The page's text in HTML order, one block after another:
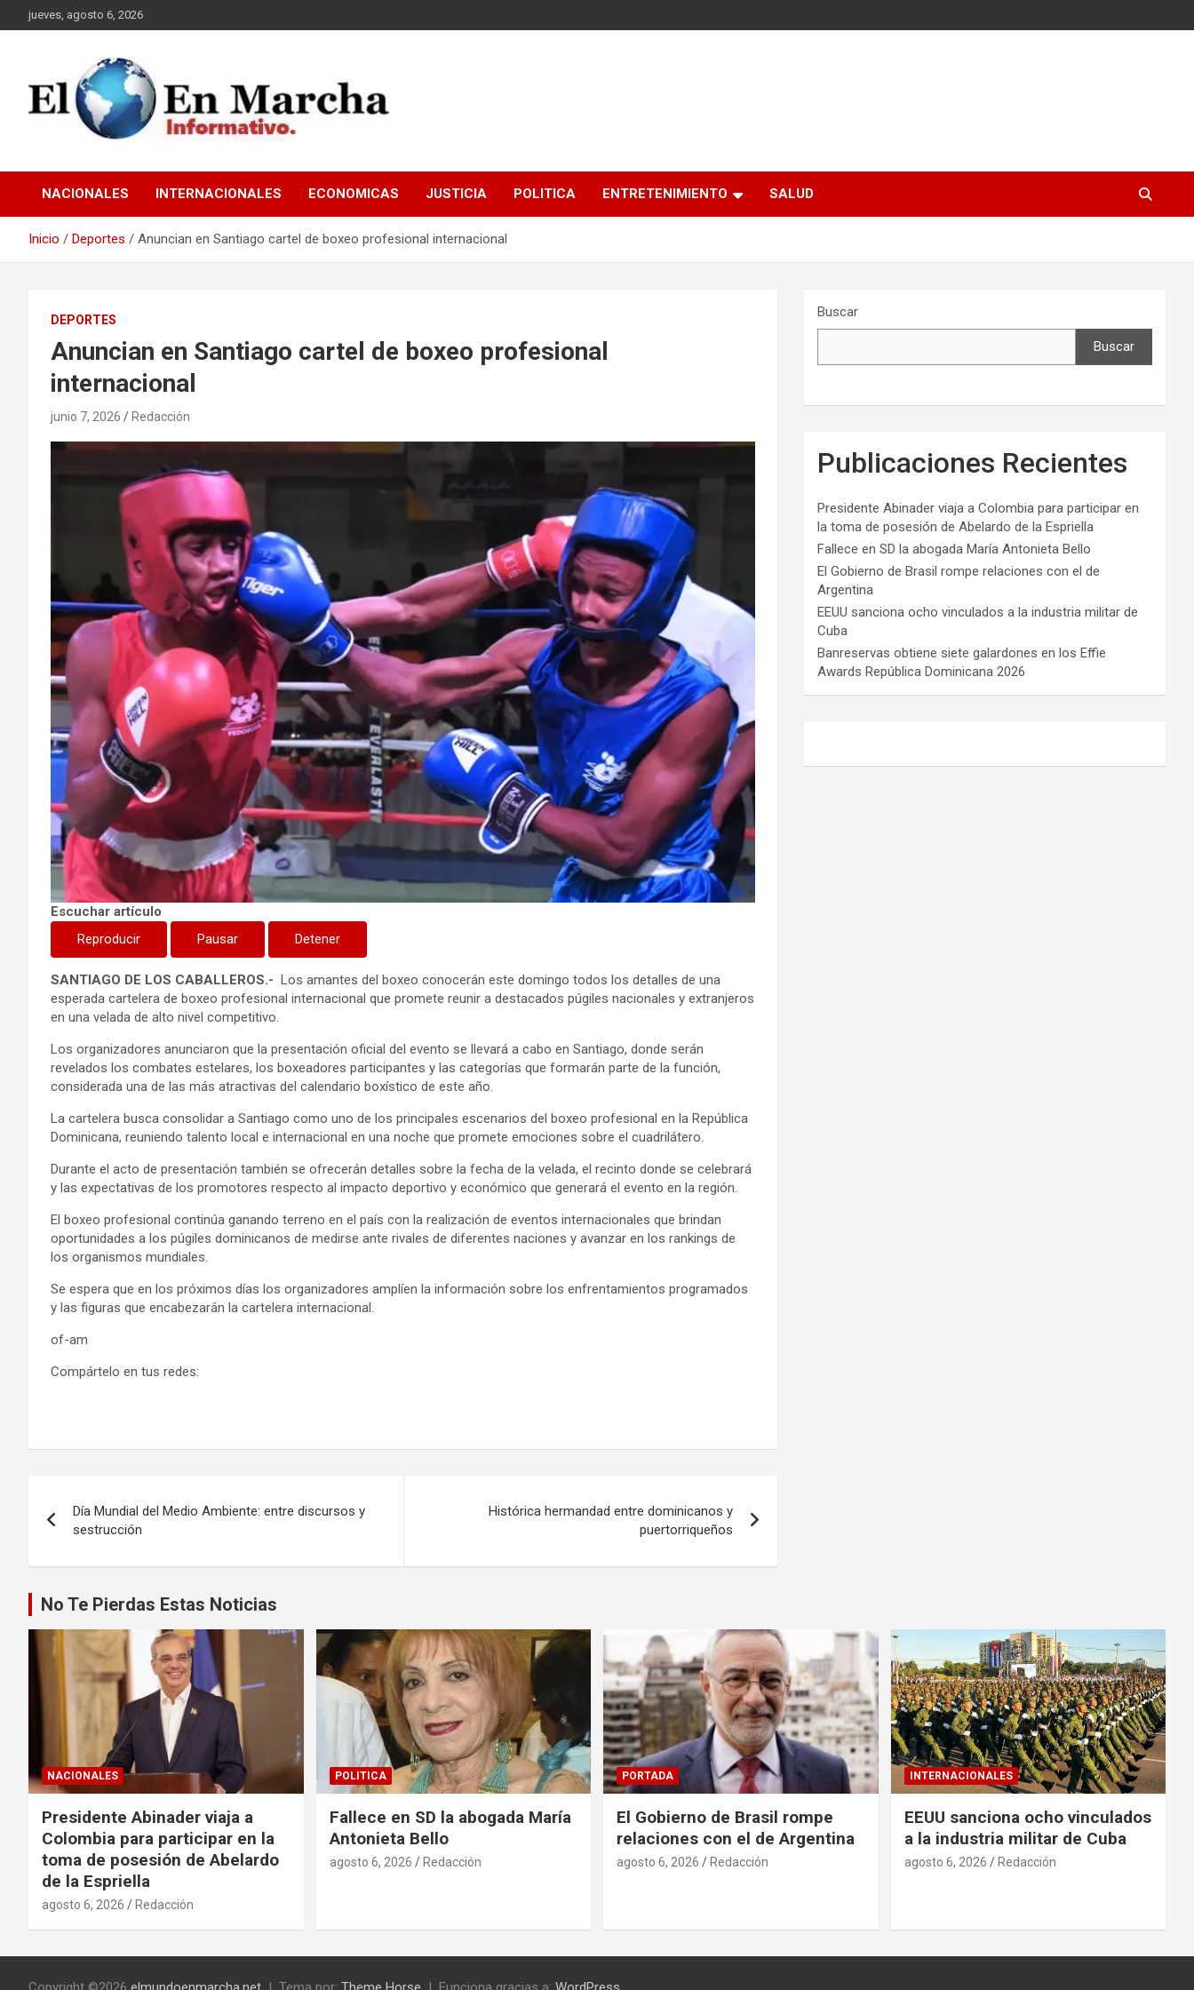
Saltar
al
jueves, agosto 6, 2026
elmundoenmarcha.net
NACIONALES INTERNACIONALES ECONOMICAS JUSTICIA POLITICA ENTRETENIMIENTO SALUD
Inicio Deportes Anuncian en Santiago cartel de boxeo profesional internacional
DEPORTES
Anuncian en Santiago cartel de boxeo profesional
internacional
junio 7, 2026 Redacción
Escuchar artículo
Reproducir
Pausar Detener
SANTIAGO DE LOS CABALLEROS.- Los amantes del boxeo conocerán este domingo todos los detalles de una
esperada cartelera de boxeo profesional internacional que promete reunir a destacados púgiles nacionales y extranjeros
en una velada de alto nivel competitivo.
Los organizadores anunciaron que la presentación oficial del evento se llevará a cabo en Santiago, donde serán
revelados los combates estelares, los boxeadores participantes y las categorías que formarán parte de la función,
considerada una de las más atractivas del calendario boxístico de este año.
La cartelera busca consolidar a Santiago como uno de los principales escenarios del boxeo profesional en la República
Dominicana, reuniendo talento local e internacional en una noche que promete emociones sobre el cuadrilátero.
Durante el acto de presentación también se ofrecerán detalles sobre la fecha de la velada, el recinto donde se celebrará
y las expectativas de los promotores respecto al impacto deportivo y económico que generará el evento en la región.
El boxeo profesional continúa ganando terreno en el país con la realización de eventos internacionales que brindan
oportunidades a los púgiles dominicanos de medirse ante rivales de diferentes naciones y avanzar en los rankings de
los organismos mundiales.
Se espera que en los próximos días los organizadores amplíen la información sobre los enfrentamientos programados
y las figuras que encabezarán la cartelera internacional.
of-am
Compártelo en tus redes:
de
entradas
Día Mundial del Medio Ambiente: entre discursos y
sestrucción
Histórica hermandad entre dominicanos y
puertorriqueños
Buscar
Buscar
Publicaciones Recientes
Presidente Abinader viaja a Colombia para participar en
la toma de posesión de Abelardo de la Espriella
Fallece en SD la abogada María Antonieta Bello
El Gobierno de Brasil rompe relaciones con el de
Argentina
EEUU sanciona ocho vinculados a la industria militar de
Cuba
Banreservas obtiene siete galardones en los Effie
Awards República Dominicana 2026
No Te Pierdas Estas Noticias
NACIONALES
Presidente Abinader viaja a
Colombia para participar en la
toma de posesión de Abelardo
de la Espriella
agosto 6, 2026 Redacción
POLITICA
Fallece en SD la abogada María
Antonieta Bello
agosto 6, 2026 Redacción
PORTADA
El Gobierno de Brasil rompe
relaciones con el de Argentina
agosto 6, 2026 Redacción
INTERNACIONALES
EEUU sanciona ocho vinculados
a la industria militar de Cuba
agosto 6, 2026 Redacción